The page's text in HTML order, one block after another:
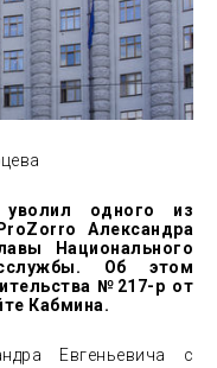
уволил одного из
Александра
Национального
Об этом
№217-р от
Кабмина.
Евгеньевича с